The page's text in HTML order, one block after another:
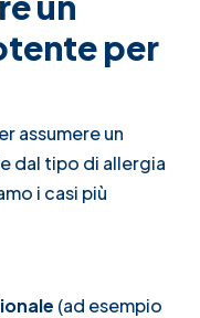
per
assumere un
dal tipo di allergia
i casi più
(ad esempio